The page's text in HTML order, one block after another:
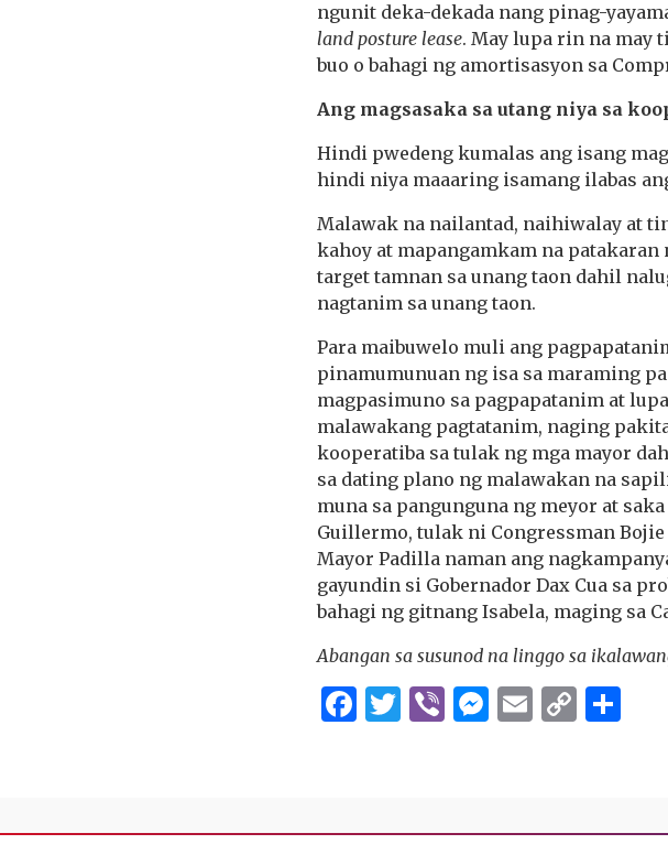
ngunit deka-dekada nang pinag-
land posture lease. May lupa rin na may
buo o bahagi ng amortisasyon sa
Ang magsasaka sa utang niya sa
Hindi pwedeng kumalas ang isang
hindi niya maaaring isamang ilabas
Malawak na nailantad, naihiwalay at
kahoy at mapangamkam na
target tamnan sa unang taon dahil
nagtanim sa unang taon.
Para maibuwelo muli ang
pinamumunuan ng isa sa maraming
magpasimuno sa pagpapatanim at
malawakang pagtatanim, naging
kooperatiba sa tulak ng mga mayor
sa dating plano ng malawakan na
muna sa pangunguna ng meyor at
Guillermo, tulak ni Congressman Bojie
Mayor Padilla naman ang
gayundin si Gobernador Dax Cua sa
bahagi ng gitnang Isabela, maging sa
Abangan sa susunod na linggo sa
Facebook
Twitter
ViberMessenger
Email
Copy